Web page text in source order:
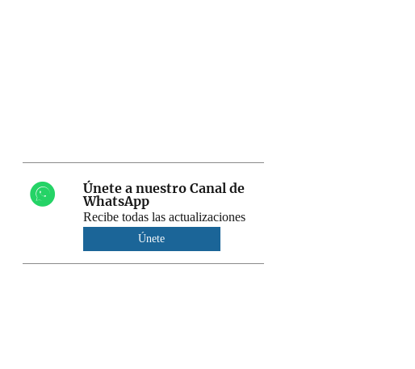
Únete a nuestro Canal de
WhatsApp
Recibe todas las actualizaciones
Únete